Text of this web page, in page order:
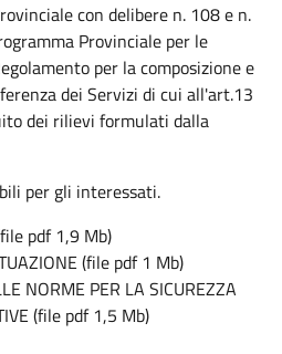
con delibere n. 108 e n.
Provinciale per le
per la composizione e
dei Servizi di cui all'art.13
dei rilievi formulati dalla
per gli interessati.
pdf 1,9 Mb)
(file pdf 1 Mb)
NORME PER LA SICUREZZA
(file pdf 1,5 Mb)